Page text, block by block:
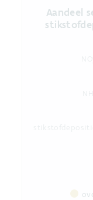
Aandeel
Bar chart
The chart
Aandeel